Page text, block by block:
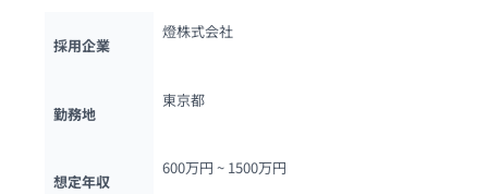
採用企業
燈株式会社
勤務地
東京都
想定年収
600万円 ~ 1500万円